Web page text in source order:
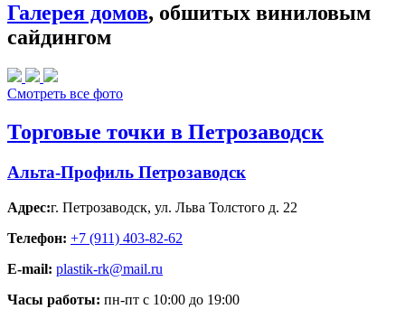
Галерея домов, обшитых виниловым
сайдингом
Смотреть все фото
Торговые точки в Петрозаводск
Альта-Профиль Петрозаводск
Адрес:г. Петрозаводск, ул. Льва Толстого д. 22
Телефон: +7 (911) 403-82-62
E-mail: plastik-rk@mail.ru
Часы работы: пн-пт с 10:00 до 19:00